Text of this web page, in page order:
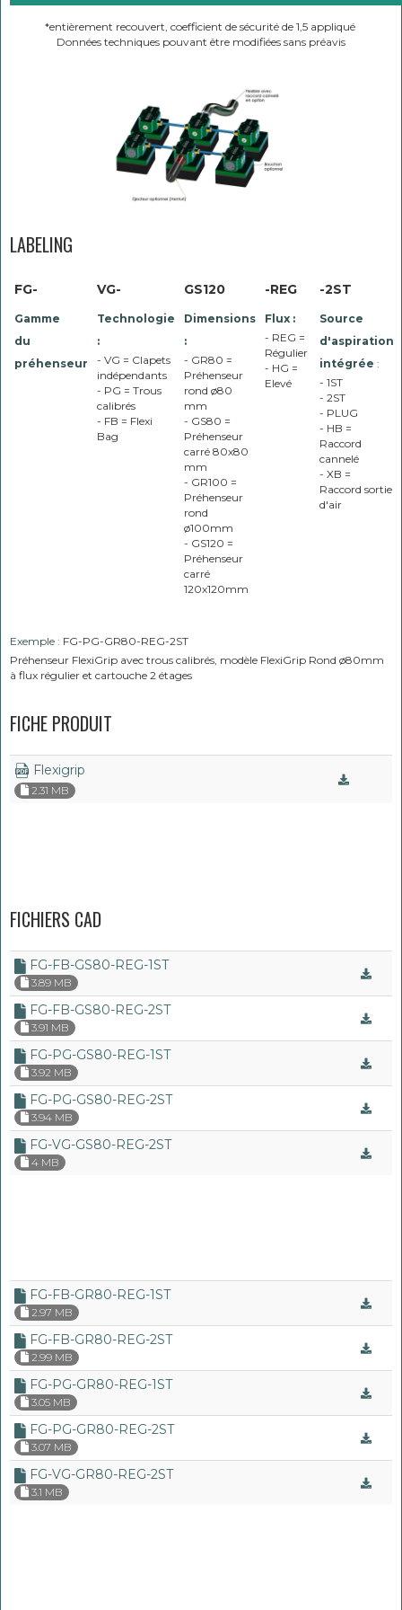
*entièrement recouvert, coefficient de sécurité de 1,5 appliqué
Données techniques pouvant être modifiées sans préavis
LABELING
FG- VG- GS120 -REG -2ST
Gamme
du
préhenseur
Technologie
:
- VG = Clapets
indépendants
- PG = Trous
calibrés
- FB = Flexi
Bag
Dimensions
:
- GR80 =
Préhenseur
rond ø80
mm
- GS80 =
Préhenseur
carré 80x80
mm
- GR100 =
Préhenseur
rond
ø100mm
- GS120 =
Préhenseur
carré
120x120mm
Flux :
- REG =
Régulier
- HG =
Elevé
Source
d'aspiration
intégrée :
- 1ST
- 2ST
- PLUG
- HB =
Raccord
cannelé
- XB =
Raccord sortie
d'air
Exemple : FG-PG-GR80-REG-2ST
Préhenseur FlexiGrip avec trous calibrés, modèle FlexiGrip Rond ø80mm
à flux régulier et cartouche 2 étages
FICHE PRODUIT
Flexigrip
2.31 MB
FICHIERS CAD
FG-FB-GS80-REG-1ST
3.89 MB
FG-FB-GS80-REG-2ST
3.91 MB
FG-PG-GS80-REG-1ST
3.92 MB
FG-PG-GS80-REG-2ST
3.94 MB
FG-VG-GS80-REG-2ST
4 MB
FG-FB-GR80-REG-1ST
2.97 MB
FG-FB-GR80-REG-2ST
2.99 MB
FG-PG-GR80-REG-1ST
3.05 MB
FG-PG-GR80-REG-2ST
3.07 MB
FG-VG-GR80-REG-2ST
3.1 MB